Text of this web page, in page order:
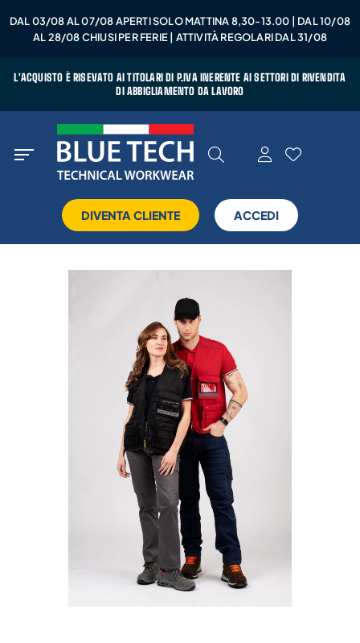
DAL 03/08 AL 07/08 APERTI SOLO MATTINA 8,30-13.00 | DAL 10/08
AL 28/08 CHIUSI PER FERIE | ATTIVITÀ REGOLARI DAL 31/08
L'ACQUISTO È RISEVATO AI TITOLARI DI P.IVA INERENTE AI SETTORI DI RIVENDITA
DI ABBIGLIAMENTO DA LAVORO
DIVENTA CLIENTE ACCEDI